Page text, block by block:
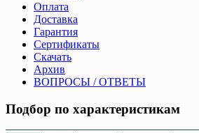
Оплата
Доставка
Гарантия
Сертификаты
Скачать
Архив
ВОПРОСЫ / ОТВЕТЫ
Подбор по характеристикам